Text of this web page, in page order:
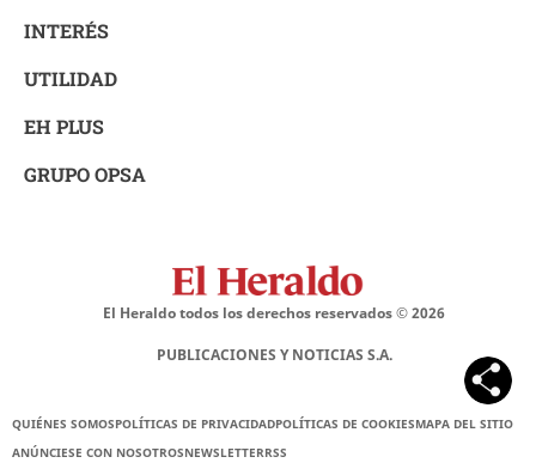
INTERÉS
UTILIDAD
EH PLUS
GRUPO OPSA
El Heraldo todos los derechos reservados ©2026
PUBLICACIONES Y NOTICIAS S.A.
QUIÉNES SOMOSPOLÍTICAS DE PRIVACIDADPOLÍTICAS DE COOKIESMAPA DEL SITIO
ANÚNCIESE CON NOSOTROSNEWSLETTERRSS